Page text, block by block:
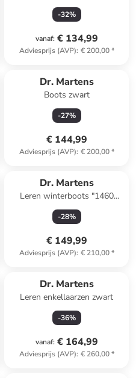
-32%
vanaf: € 134,99
Adviesprijs (AVP): € 200,00*
Dr. Martens
Boots zwart
-27%
€ 144,99
Adviesprijs (AVP): € 200,00*
Dr. Martens
Leren winterboots "1460
Serena" zwart/bruin
-28%
€ 149,99
Adviesprijs (AVP): € 210,00*
Dr. Martens
Leren enkellaarzen zwart
-36%
vanaf: € 164,99
Adviesprijs (AVP): € 260,00*